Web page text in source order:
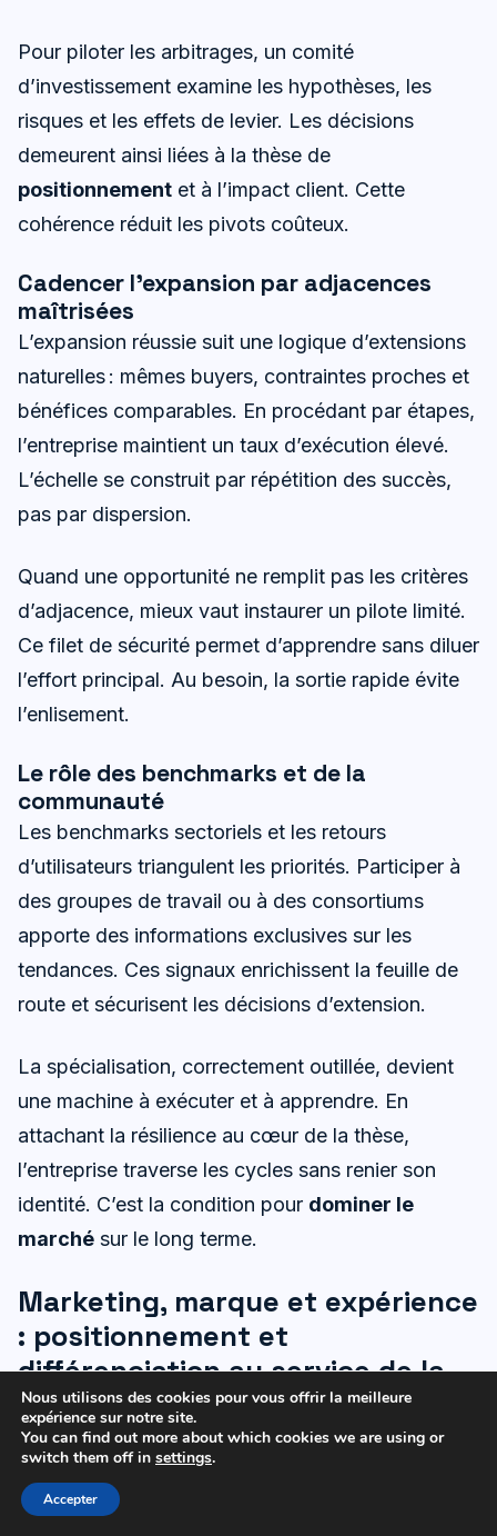
Pour piloter les arbitrages, un comité
d’investissement examine les hypothèses, les
risques et les effets de levier. Les décisions
demeurent ainsi liées à la thèse de
positionnement et à l’impact client. Cette
cohérence réduit les pivots coûteux.
Cadencer l’expansion par adjacences
maîtrisées
L’expansion réussie suit une logique d’extensions
naturelles : mêmes buyers, contraintes proches et
bénéfices comparables. En procédant par étapes,
l’entreprise maintient un taux d’exécution élevé.
L’échelle se construit par répétition des succès,
pas par dispersion.
Quand une opportunité ne remplit pas les critères
d’adjacence, mieux vaut instaurer un pilote limité.
Ce filet de sécurité permet d’apprendre sans diluer
l’effort principal. Au besoin, la sortie rapide évite
l’enlisement.
Le rôle des benchmarks et de la
communauté
Les benchmarks sectoriels et les retours
d’utilisateurs triangulent les priorités. Participer à
des groupes de travail ou à des consortiums
apporte des informations exclusives sur les
tendances. Ces signaux enrichissent la feuille de
route et sécurisent les décisions d’extension.
La spécialisation, correctement outillée, devient
une machine à exécuter et à apprendre. En
attachant la résilience au cœur de la thèse,
l’entreprise traverse les cycles sans renier son
identité. C’est la condition pour dominer le
marché sur le long terme.
Marketing, marque et expérience
: positionnement et
différenciation au service de la
domination
De la preuve à la préférence : construire
la marque d’expertise
Dans une stratégie de spécialisation, le marketing
Nous utilisons des cookies pour vous offrir la meilleure
expérience sur notre site.
You can find out more about which cookies we are using or
switch them off in settings.
Accepter